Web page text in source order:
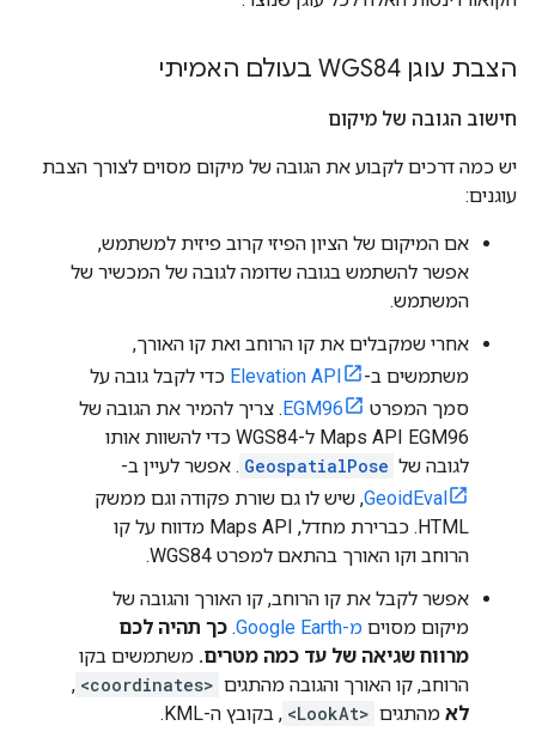
הצבת עוגן WGS84 בעולם האמיתי
חישוב הגובה של מיקום
יש כמה דרכים לקבוע את הגובה של מיקום מסוים לצורך הצבת
עוגנים:
אם המיקום של הציון הפיזי קרוב פיזית למשתמש,
אפשר להשתמש בגובה שדומה לגובה של המכשיר של
המשתמש.
אחרי שמקבלים את קו הרוחב ואת קו האורך,
משתמשים ב-
Elevation API כדי לקבל גובה על
סמך המפרט
EGM96 . צריך להמיר את הגובה של
Maps API EGM96 ל-WGS84 כדי להשוות אותו
לגובה של GeospatialPose . אפשר לעיין ב-
GeoidEval, שיש לו גם שורת פקודה וגם ממשק
HTML. כברירת מחדל, Maps API מדווח על קו
הרוחב וקו האורך בהתאם למפרט WGS84.
אפשר לקבל את קו הרוחב, קו האורך והגובה של
מיקום מסוים מ-Google Earth . כך תהיה לכם
מרווח שגיאה של עד כמה מטרים. משתמשים בקו
הרוחב, קו האורך והגובה מהתגים <coordinates>
,
לא מהתגים <LookAt> , בקובץ ה-KML.